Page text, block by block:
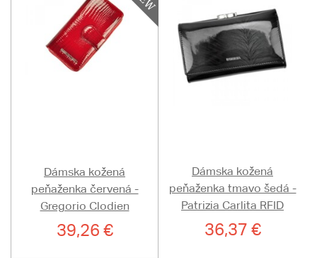
Dámska kožená
peňaženka červená -
Gregorio Clodien
39,26 €
Dámska kožená
peňaženka tmavo šedá -
Patrizia Carlita RFID
36,37 €